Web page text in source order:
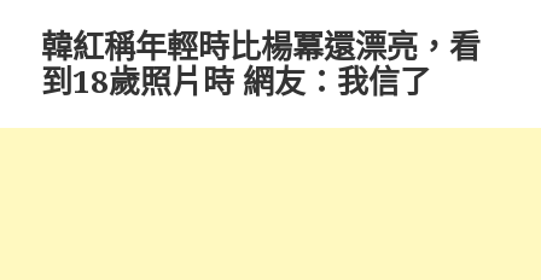
韓紅稱年輕時比楊冪還漂亮，看
到18歲照片時 網友：我信了